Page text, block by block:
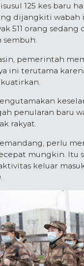
125 kes baru
dijangkiti wabah
511 orang
sembuh.
pemerintah
ini terutama
penularan baru
rakyat.
perlu
mungkin. Itu
keluar